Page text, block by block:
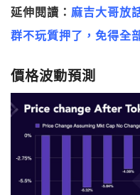
延伸閱讀： 麻吉大哥放
群不玩質押了，免得全
價格波動預測